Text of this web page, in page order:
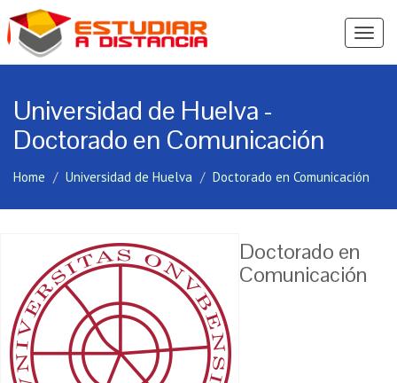
Ver
Universidad de Huelva -
Doctorado en Comunicación
Home Universidad de Huelva Doctorado en Comunicación
Doctorado en
Comunicación